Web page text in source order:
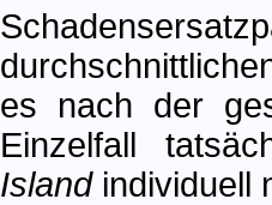
es nach der
Einzelfall
Islandindividuell